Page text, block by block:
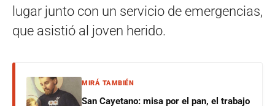
lugar junto con un servicio de emergencias,
que asistió al joven herido.
MIRÁ TAMBIÉN
San Cayetano: misa por el pan, el trabajo